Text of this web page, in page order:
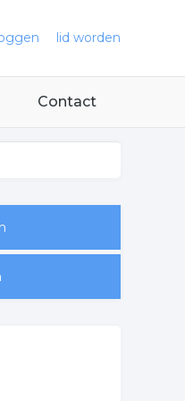
lid worden
Contact